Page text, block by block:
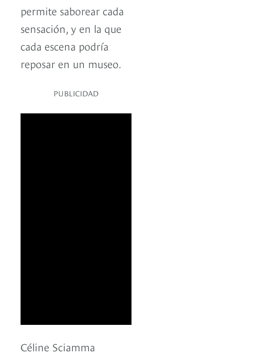
permite saborear cada
sensación, y en la que
cada escena podría
reposar en un museo.
PUBLICIDAD
Céline Sciamma